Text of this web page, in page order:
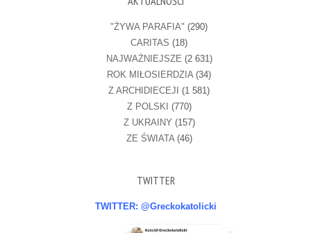
"ŻYWA PARAFIA" (290)
CARITAS (18)
NAJWAŻNIEJSZE (2 631)
ROK MIŁOSIERDZIA(34)
Z ARCHIDIECEJI (1 581)
Z POLSKI (770)
Z UKRAINY (157)
ZE ŚWIATA(46)
TWITTER
TWITTER: @Greckokatolicki